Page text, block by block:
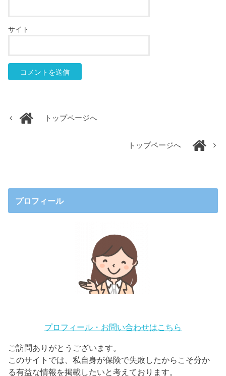
サイト
トップページへ
トップページへ
プロフィール
プロフィール・お問い合わせはこちら
ご訪問ありがとうございます。
このサイトでは、私自身が保険で失敗したからこそ分か
る有益な情報を掲載したいと考えております。